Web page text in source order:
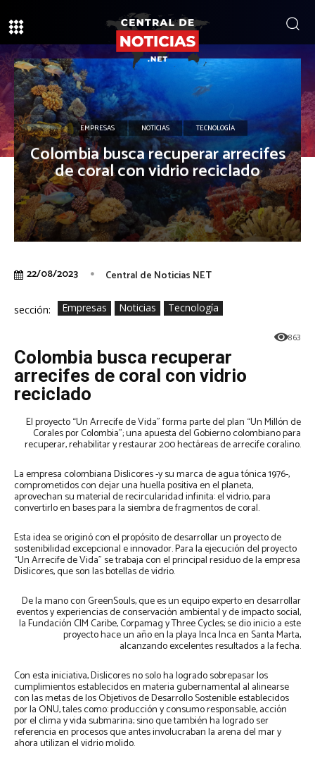
EMPRESAS NOTICIAS TECNOLOGÍA
Colombia busca recuperar arrecifes
de coral con vidrio reciclado
22/08/2023 Central de Noticias NET
sección: Empresas Noticias Tecnología
863
Colombia busca recuperar
arrecifes de coral con vidrio
reciclado
El proyecto “Un Arrecife de Vida” forma parte del plan “Un Millón de
Corales por Colombia”; una apuesta del Gobierno colombiano para
recuperar, rehabilitar y restaurar 200 hectáreas de arrecife coralino.
La empresa colombiana Dislicores -y su marca de agua tónica 1976-,
comprometidos con dejar una huella positiva en el planeta,
aprovechan su material de recircularidad infinita: el vidrio, para
convertirlo en bases para la siembra de fragmentos de coral.
Esta idea se originó con el propósito de desarrollar un proyecto de
sostenibilidad excepcional e innovador. Para la ejecución del proyecto
“Un Arrecife de Vida” se trabaja con el principal residuo de la empresa
Dislicores, que son las botellas de vidrio.
De la mano con GreenSouls, que es un equipo experto en desarrollar
eventos y experiencias de conservación ambiental y de impacto social,
la Fundación CIM Caribe, Corpamag y Three Cycles; se dio inicio a este
proyecto hace un año en la playa Inca Inca en Santa Marta,
alcanzando excelentes resultados a la fecha.
Con esta iniciativa, Dislicores no solo ha logrado sobrepasar los
cumplimientos establecidos en materia gubernamental al alinearse
con las metas de los Objetivos de Desarrollo Sostenible establecidos
por la ONU, tales como: producción y consumo responsable, acción
por el clima y vida submarina; sino que también ha logrado ser
referencia en procesos que antes involucraban la arena del mar y
ahora utilizan el vidrio molido.